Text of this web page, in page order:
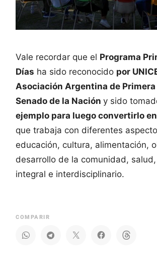
Vale recordar que el Programa
Días ha sido reconocido por
Asociación Argentina de
Senado de la Nación y sido
ejemplo para luego convertirlo
que trabaja con diferentes
educación, cultura, alimentación,
desarrollo de la comunidad,
integral e interdisciplinario.
COMPARIR